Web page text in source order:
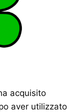
acquisito
aver utilizzato